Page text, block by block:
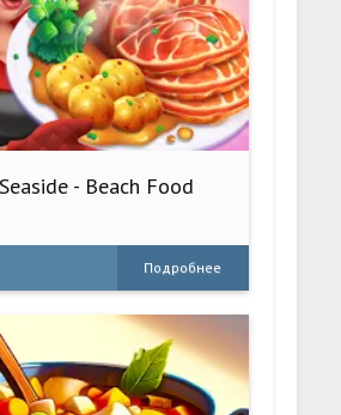
- Beach Food
Подробнее